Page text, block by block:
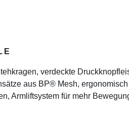
verdeckte
aus BP® Mesh,
Armliftsystem für mehr